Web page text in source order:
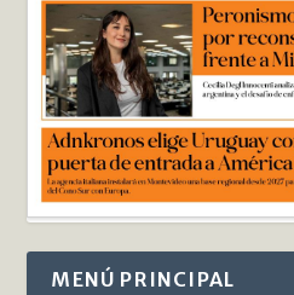
MENÚ PRINCIPAL